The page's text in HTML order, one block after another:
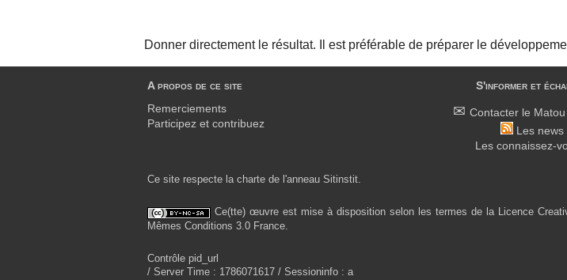
Donner directement le résultat. Il est préférable de préparer le
A propos de ce site
Remerciements
Participez et contribuez
S'informer et
Contacter le
Les news
Les connaissez-
Ce site respecte la charte de l'anneau Sitinstit.
Ce(tte) œuvre est mise à disposition selon les termes de la Licence
Mêmes Conditions 3.0 France.
Contrôle pid_url
/ Server Time : 1786071617 / Sessioninfo : a